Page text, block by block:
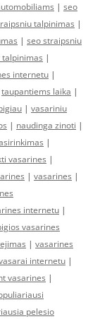
| seo
talpinimas |
| seo straipsniu
|
internetu |
taupantiems laika |
| vasariniu
| naudinga zinoti |
|
vasarines |
| vasarines |
internetu |
vasarines
| vasarines
internetu |
vasarines |
pelesio